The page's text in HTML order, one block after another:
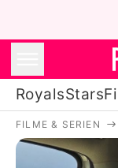
RoyalsStars
FILME & SERIEN